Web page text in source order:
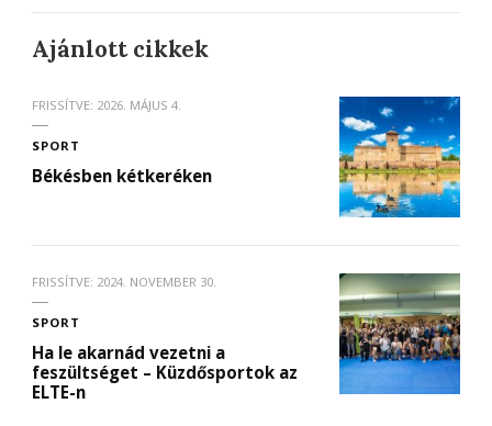
Ajánlott cikkek
FRISSÍTVE: 2026. MÁJUS 4.
SPORT
Békésben kétkeréken
FRISSÍTVE: 2024. NOVEMBER 30.
SPORT
Ha le akarnád vezetni a
feszültséget – Küzdősportok az
ELTE-n